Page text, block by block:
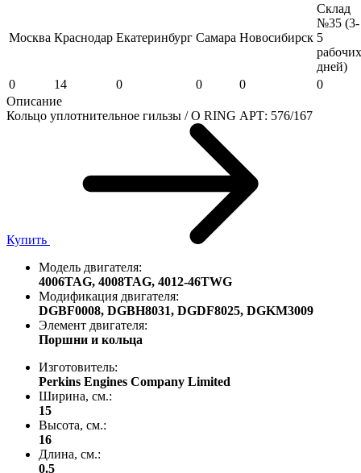
Москва Краснодар Екатеринбург Самара Новосибирск
Склад
№35 (3-
5
рабочих
дней)
0
14 0 0 0
0
Описание
Кольцо уплотнительное гильзы / O RING АРТ: 576/167
Купить
Модель двигателя:
4006TAG, 4008TAG, 4012-46TWG
Модификация двигателя:
DGBF0008, DGBH8031, DGDF8025, DGKM3009
Элемент двигателя:
Поршни и кольца
Изготовитель:
Perkins Engines Company Limited
Ширина, см.:
15
Высота, см.:
16
Длина, см.:
0.5